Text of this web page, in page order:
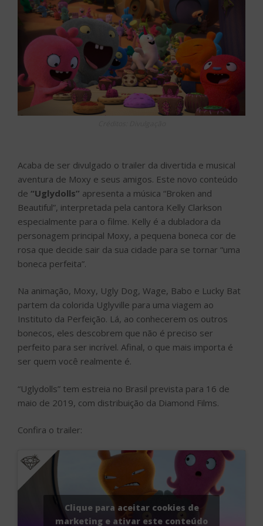
Acaba de ser divulgado o trailer da divertida e musical
aventura de Moxy e seus amigos. Este novo conteúdo
de “Uglydolls” apresenta a música “Broken and
Beautiful”, interpretada pela cantora Kelly Clarkson
especialmente para o filme. Kelly é a dubladora da
personagem principal Moxy, a pequena boneca cor de
rosa que decide sair da sua cidade para se tornar “uma
boneca perfeita”.
Na animação, Moxy, Ugly Dog, Wage, Babo e Lucky Bat
partem da colorida Uglyville para uma viagem ao
Instituto da Perfeição. Lá, ao conhecerem os outros
bonecos, eles descobrem que não é preciso ser
perfeito para ser incrível. Afinal, o que mais importa é
ser quem você realmente é.
“Uglydolls” tem estreia no Brasil prevista para 16 de
maio de 2019, com distribuição da Diamond Films.
Confira o trailer:
Clique para aceitar cookies de
marketing e ativar este conteúdo